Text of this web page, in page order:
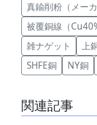
真鍮削粉（メーカ
被覆銅線（
雑ナゲット
上
SHFE銅
NY銅
関連記事